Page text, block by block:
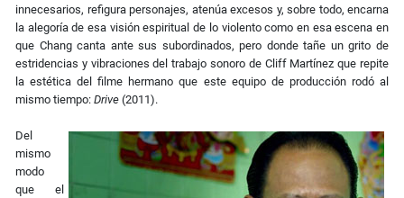
innecesarios, refigura personajes, atenúa excesos y, sobre todo, encarna
la alegoría de esa visión espiritual de lo violento como en esa escena en
que Chang canta ante sus subordinados, pero donde tañe un grito de
estridencias y vibraciones del trabajo sonoro de Cliff Martínez que repite
la estética del filme hermano que este equipo de producción rodó al
mismo tiempo: Drive (2011).
Del
mismo
modo
que el